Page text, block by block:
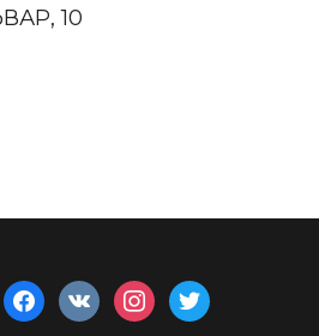
10
facebookvkontakteinstagram
twitter